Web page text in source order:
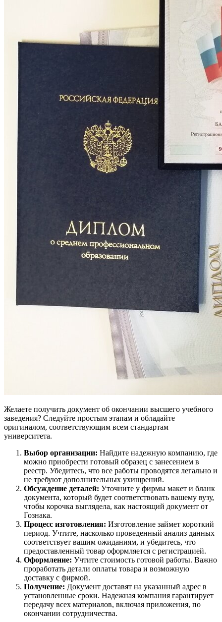
Желаете получить документ об окончании высшего учебного
заведения? Следуйте простым этапам и обладайте
оригиналом, соответствующим всем стандартам
университета.
Выбор организации: Найдите надежную компанию, где
можно приобрести готовый образец с занесением в
реестр. Убедитесь, что все работы проводятся легально и
не требуют дополнительных ухищрений.
Обсуждение деталей: Уточните у фирмы макет и бланк
документа, который будет соответствовать вашему вузу,
чтобы корочка выглядела, как настоящий документ от
Гознака.
Процесс изготовления: Изготовление займет короткий
период. Учтите, насколько проведенный анализ данных
соответствует вашим ожиданиям, и убедитесь, что
предоставленный товар оформляется с регистрацией.
Оформление: Учтите стоимость готовой работы. Важно
проработать детали оплаты товара и возможную
доставку с фирмой.
Получение: Документ доставят на указанный адрес в
установленные сроки. Надежная компания гарантирует
передачу всех материалов, включая приложения, по
окончании сотрудничества.